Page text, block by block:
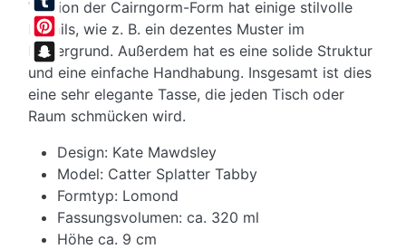
Tumblr
Pinterest
Snapchat
Version der Cairngorm-Form hat einige stilvolle
Details, wie z. B. ein dezentes Muster im
Hintergrund. Außerdem hat es eine solide Struktur
und eine einfache Handhabung. Insgesamt ist dies
eine sehr elegante Tasse, die jeden Tisch oder
Raum schmücken wird.
Design: Kate Mawdsley
Model: Catter Splatter Tabby
Formtyp: Lomond
Fassungsvolumen: ca. 320 ml
Höhe ca. 9 cm